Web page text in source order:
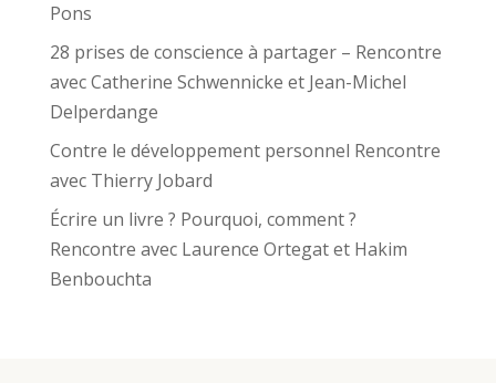
Pons
28 prises de conscience à partager – Rencontre
avec Catherine Schwennicke et Jean-Michel
Delperdange
Contre le développement personnel Rencontre
avec Thierry Jobard
Écrire un livre ? Pourquoi, comment ?
Rencontre avec Laurence Ortegat et Hakim
Benbouchta